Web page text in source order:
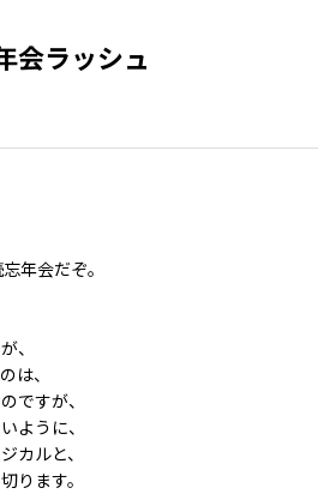
会ラッシュ
年会だぞ。
、
は、
ですが、
ように、
カルと、
ります。